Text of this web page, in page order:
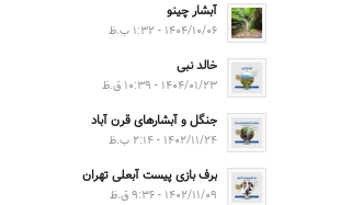
آبشار چینو
۱۴۰۴/۱۰/۰۶ - ۱:۳۲ ب.ظ
خالد نبی
۱۴۰۴/۰۱/۲۳ - ۱۰:۳۹ ق.ظ
جنگل و آبشارهای قرن آباد
۱۴۰۲/۱۱/۲۴ - ۲:۱۴ ب.ظ
برف بازی پیست آبعلی تهران
۱۴۰۲/۱۱/۰۹ - ۹:۳۶ ق.ظ